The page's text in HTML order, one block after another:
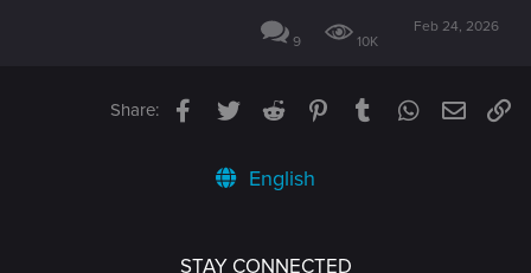
9 10K
Feb 24, 2026
Share: Facebook
TwitterReddit PinterestTumblrWhatsApp
Email
English
STAY CONNECTED